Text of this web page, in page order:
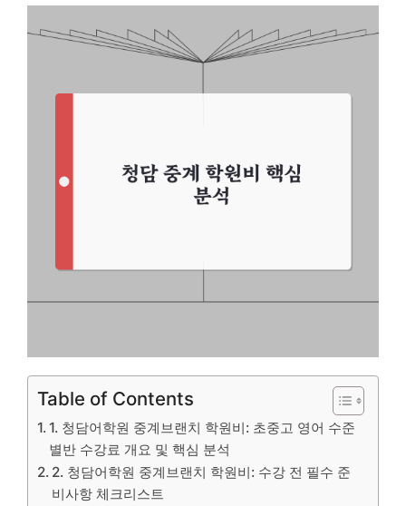
Table of Contents
1. 청담어학원 중계브랜치 학원비: 초중고 영어 수준
별반 수강료 개요 및 핵심 분석
2. 청담어학원 중계브랜치 학원비: 수강 전 필수 준
비사항 체크리스트